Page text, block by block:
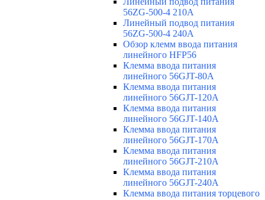
56ZG-500-4 210A
Линейный подвод питания
56ZG-500-4 240A
Обзор клемм ввода питания
линейного HFP56
Клемма ввода питания
линейного 56GJT-80A
Клемма ввода питания
линейного 56GJT-120A
Клемма ввода питания
линейного 56GJT-140A
Клемма ввода питания
линейного 56GJT-170A
Клемма ввода питания
линейного 56GJT-210A
Клемма ввода питания
линейного 56GJT-240A
Клемма ввода питания торцевого